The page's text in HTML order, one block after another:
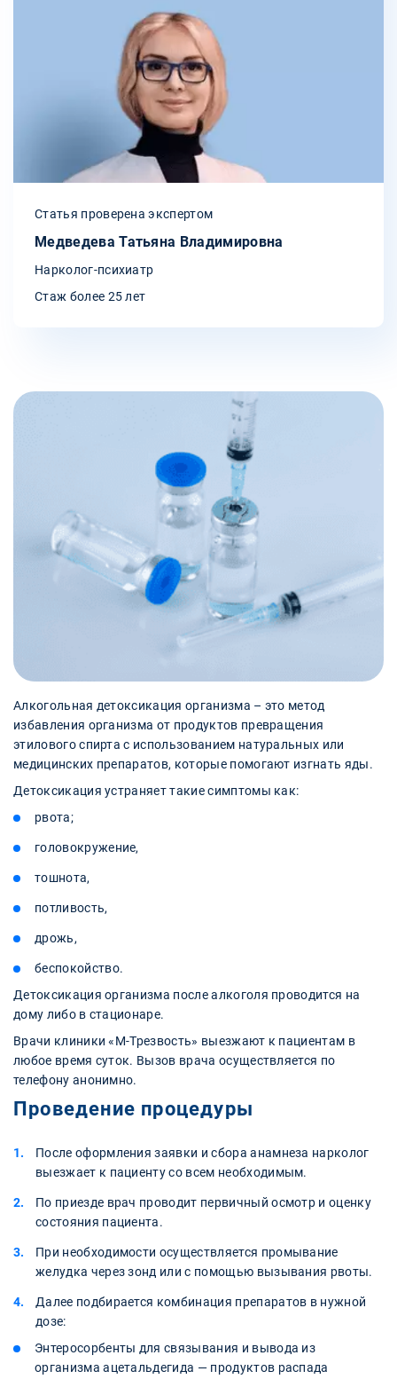
Статья проверена экспертом
Медведева Татьяна Владимировна
Нарколог-психиатр
Стаж более 25 лет
Алкогольная детоксикация организма – это метод
избавления организма от продуктов превращения
этилового спирта с использованием натуральных или
медицинских препаратов, которые помогают изгнать яды.
Детоксикация устраняет такие симптомы как:
рвота;
головокружение,
тошнота,
потливость,
дрожь,
беспокойство.
Детоксикация организма после алкоголя проводится на
дому либо в стационаре.
Врачи клиники «М-Трезвость» выезжают к пациентам в
любое время суток. Вызов врача осуществляется по
телефону анонимно.
Проведение процедуры
После оформления заявки и сбора анамнеза нарколог
выезжает к пациенту со всем необходимым.
По приезде врач проводит первичный осмотр и оценку
состояния пациента.
При необходимости осуществляется промывание
желудка через зонд или с помощью вызывания рвоты.
Далее подбирается комбинация препаратов в нужной
дозе:
Энтеросорбенты для связывания и вывода из
организма ацетальдегида — продуктов распада